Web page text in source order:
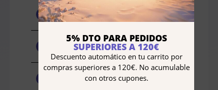
¿Con qué frecuencia debo usar
el limpiador?
¿Cómo debo aplicar el
limpiador para obtener los
mejores resultados?
¿Este limpiador contiene
ingredientes naturales?
5% DTO PARA PEDIDOS
SUPERIORES A 120€
Descuento automático en tu carrito por
compras superiores a 120€. No acumulable
con otros cupones.